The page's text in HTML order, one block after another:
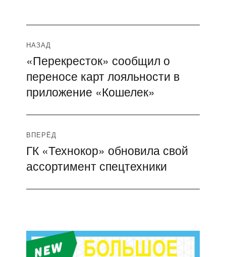
Навигация
по
записям
НАЗАД
Предыдущая
запись:
«Перекресток» сообщил о
переносе карт лояльности в
приложение «Кошелек»
ВПЕРЁД
Следующая
запись:
ГК «Технокор» обновила свой
ассортимент спецтехники